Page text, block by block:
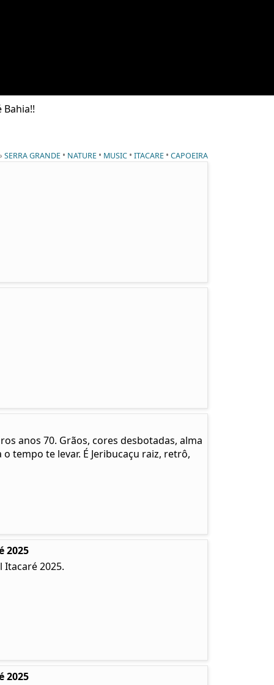
SERRA GRANDE • NATURE • MUSIC •ITACARE •CAPOEIRA
anos 70. Grãos, cores desbotadas, alma
tempo te levar. É Jeribucaçu raiz, retrô,
2025
2025.
2025